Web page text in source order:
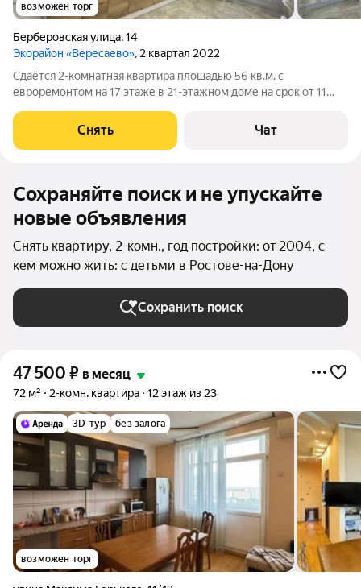
возможен торг
Берберовская улица,14
Экорайон «Вересаево», 2 квартал 2022
Сдаётся 2-комнатная квартира площадью 56 кв.м. с
евроремонтом на 17 этаже в 21-этажном доме на срок от 11
Стиральная машина Холодильник Кондиционер Бойлер
Микроволновка Дом - монолитный, окна
Снять Чат
Сохраняйте поиск и не упускайте
новые объявления
Снять квартиру, 2-комн., год постройки: от 2004, с
кем можно жить: с детьми в Ростове-на-Дону
Сохранить поиск
47 500 ₽ в месяц
72 м² 2-комн. квартира 12 этаж из 23
3D-тур без залога
возможен торг